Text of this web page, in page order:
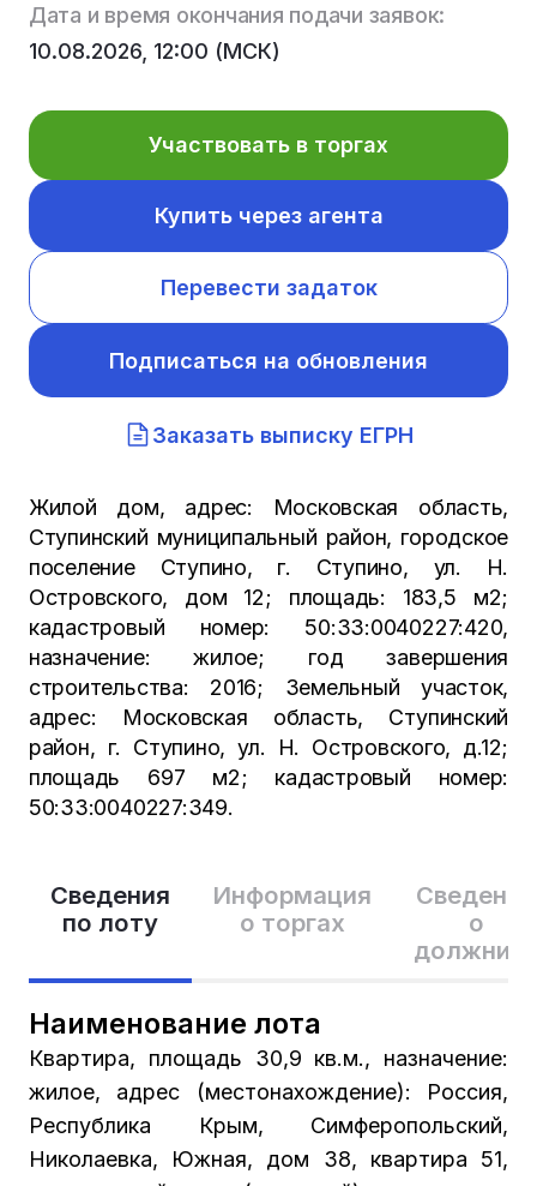
Сведения
по лоту
Информация
о торгах
Сведения
о
Наименование лота
Квартира, площадь 30,9 кв.м., назначение:
жилое, адрес (местонахождение): Россия,
Республика Крым, Симферопольский,
Николаевка, Южная, дом 38, квартира 51,
Дата и время окончания подачи заявок:
10.08.2026, 12:00 (МСК)
Участвовать в торгах
Купить через агента
Перевести задаток
Подписаться на обновления
Заказать выписку ЕГРН
Жилой дом, адрес: Московская область,
Ступинский муниципальный район, городское
поселение Ступино, г. Ступино, ул. Н.
Островского, дом 12; площадь: 183,5 м2;
кадастровый номер: 50:33:0040227:420,
назначение: жилое; год завершения
строительства: 2016; Земельный участок,
адрес: Московская область, Ступинский
район, г. Ступино, ул. Н. Островского, д.12;
площадь 697 м2; кадастровый номер:
50:33:0040227:349.